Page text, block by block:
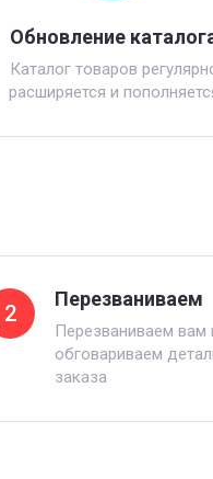
Обновление
Каталог товаров
расширяется и
2
Перезваниваем
Перезваниваем вам
обговариваем
заказа